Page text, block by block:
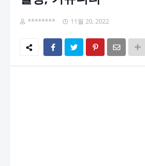
******** 11월 20, 2022